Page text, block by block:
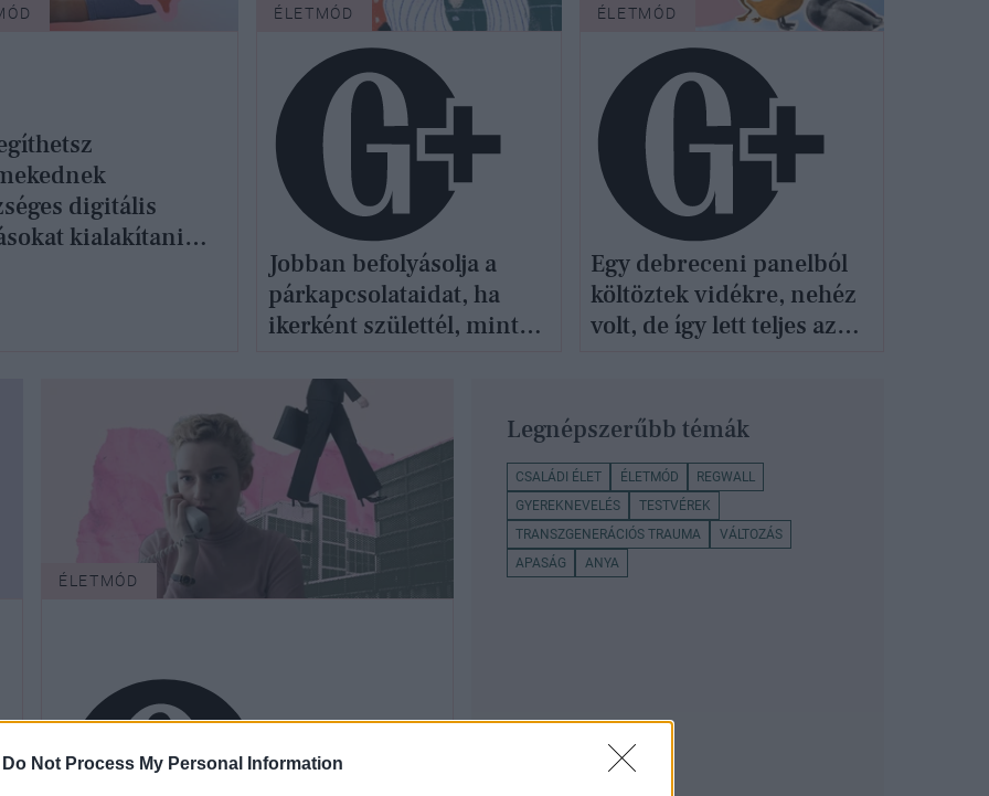
Do Not Process My Personal Information
digitális
kialakítani
ÉLETMÓD
Jobban befolyásolja a
párkapcsolataidat, ha
ikerként születtél, mint
ÉLETMÓD
Egy debreceni panelból
költöztek vidékre, nehéz
volt, de így lett teljes az
ÉLETMÓD
Legnépszerűbb témák
CSALÁDI ÉLET ÉLETMÓD
REGWALL
GYEREKNEVELÉS
TESTVÉREK
TRANSZGENERÁCIÓS TRAUMA
VÁLTOZÁS
APASÁG
ANYA